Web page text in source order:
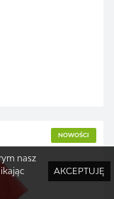
NOWOŚCI
nasz
AKCEPTUJĘ